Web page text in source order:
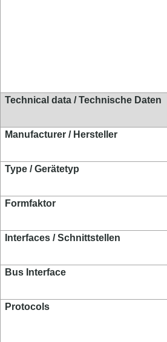
Technical data / Technische Daten
Manufacturer / Hersteller
Type / Gerätetyp
Formfaktor
Interfaces / Schnittstellen
Bus Interface
Protocols